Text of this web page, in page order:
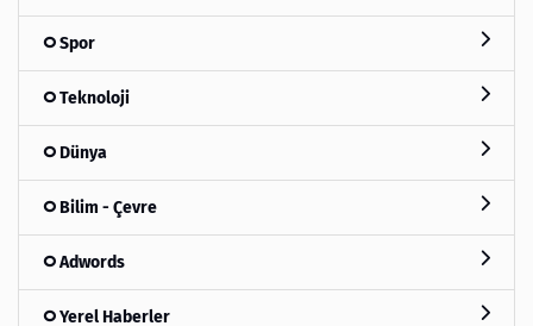
Spor
Teknoloji
Dünya
Bilim - Çevre
Adwords
Yerel Haberler